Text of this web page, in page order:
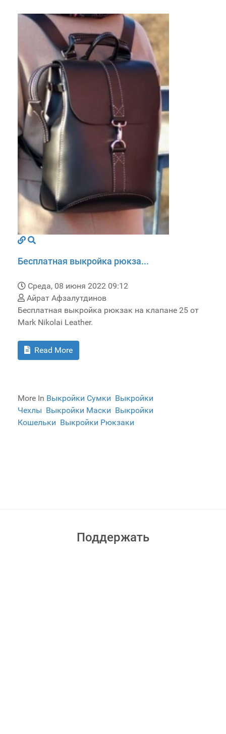
Бесплатная выкройка рюкза...
Среда, 08 июня 2022 09:12
Айрат Афзалутдинов
Бесплатная выкройка рюкзак на клапане 25 от
Mark Nikolai Leather.
Read More
More In Выкройки Сумки Выкройки
Чехлы Выкройки Маски Выкройки
Кошельки Выкройки Рюкзаки
Поддержать